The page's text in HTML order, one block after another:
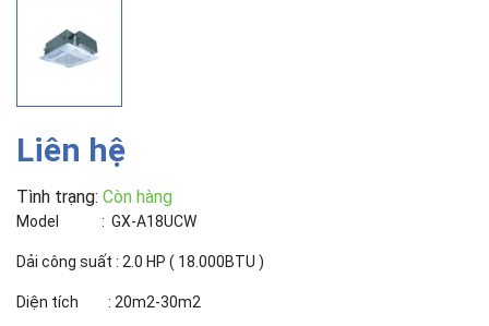
Liên hệ
Tình trạng: Còn hàng
Model : GX-A18UCW
Dải công suất : 2.0 HP ( 18.000BTU )
Diện tích : 20m2-30m2